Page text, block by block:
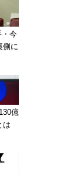
・今
側に
億
は